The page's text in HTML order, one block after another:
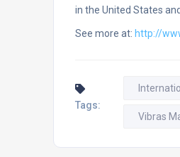
in the United States
See more at: http://
Tags:
Vibras